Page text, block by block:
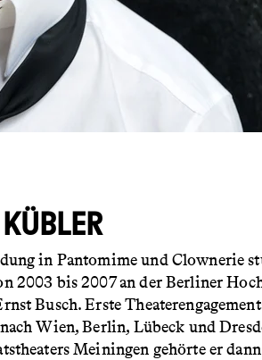
in Pantomime und Clownerie
2003 bis 2007 an der Berliner
Busch. Erste
Wien, Berlin, Lübeck und
Meiningen gehörte er